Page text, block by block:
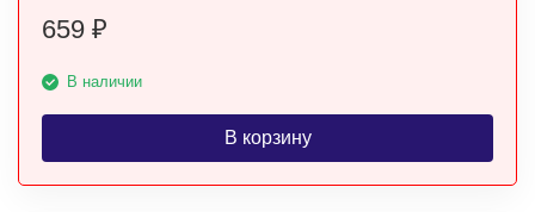
659 ₽
В наличии
В корзину